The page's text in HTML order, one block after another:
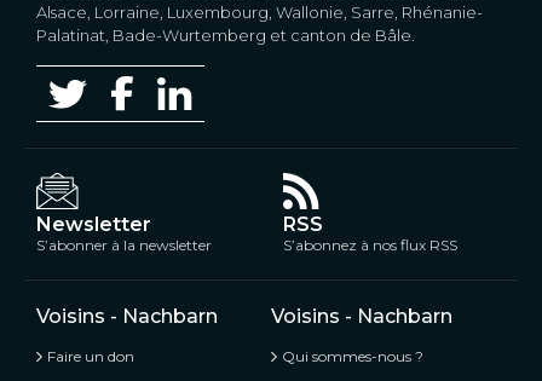
Alsace, Lorraine, Luxembourg, Wallonie, Sarre, Rhénanie-
Palatinat, Bade-Wurtemberg et canton de Bâle.
Newsletter
S’abonner à la newsletter
RSS
S’abonnez à nos flux RSS
Voisins - Nachbarn
Faire un don
Voisins - Nachbarn
Qui sommes-nous ?